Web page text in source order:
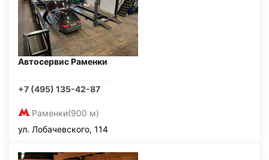
Автосервис Раменки
+7 (495) 135-42-87
Раменки(900 м)
ул. Лобачевского, 114